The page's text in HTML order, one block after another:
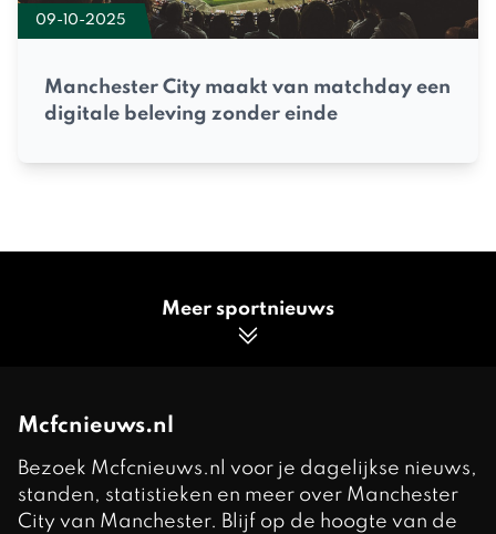
09-10-2025
Manchester City maakt van matchday een
digitale beleving zonder einde
Meer sportnieuws
Mcfcnieuws.nl
Bezoek Mcfcnieuws.nl voor je dagelijkse nieuws,
standen, statistieken en meer over Manchester
City van Manchester. Blijf op de hoogte van de